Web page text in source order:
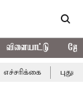
விளையாட்டு
புதுச்சேரி